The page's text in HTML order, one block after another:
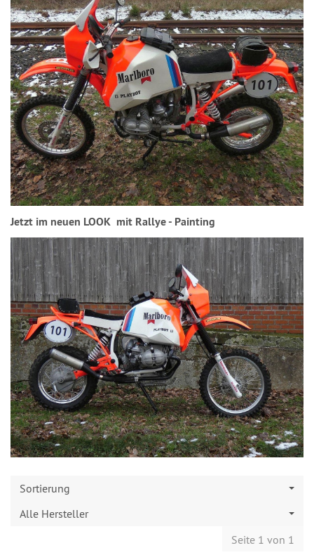
Jetzt im neuen LOOK mit Rallye - Painting
Sortierung
Alle Hersteller
Seite 1 von 1